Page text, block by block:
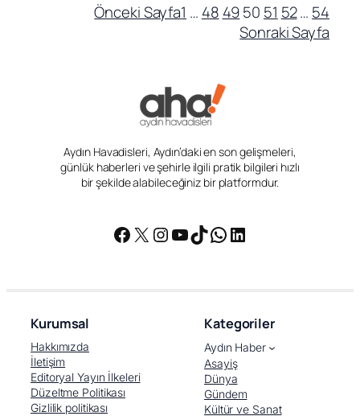
Önceki Sayfa1 … 48 4950 51 52… 54
Sonraki Sayfa
Aydın Havadisleri, Aydın’daki en son gelişmeleri,
günlük haberleri ve şehirle ilgili pratik bilgileri hızlı
bir şekilde alabileceğiniz bir platformdur.
Facebook
X Instagram
YouTube
TikTok
WhatsApp
LinkedIn
Kurumsal
Hakkımızda
İletişim
Editoryal Yayın İlkeleri
Düzeltme Politikası
Gizlilik politikası
Kategoriler
Aydın Haber
Asayiş
Dünya
Gündem
Kültür ve Sanat